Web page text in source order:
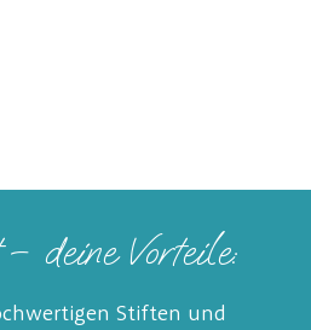
deine Vorteile:
Stiften und